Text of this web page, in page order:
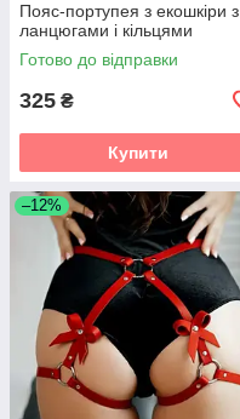
Пояс-портупея з екошкіри з
ланцюгами і кільцями
Готово до відправки
325 ₴
Купити
–12%